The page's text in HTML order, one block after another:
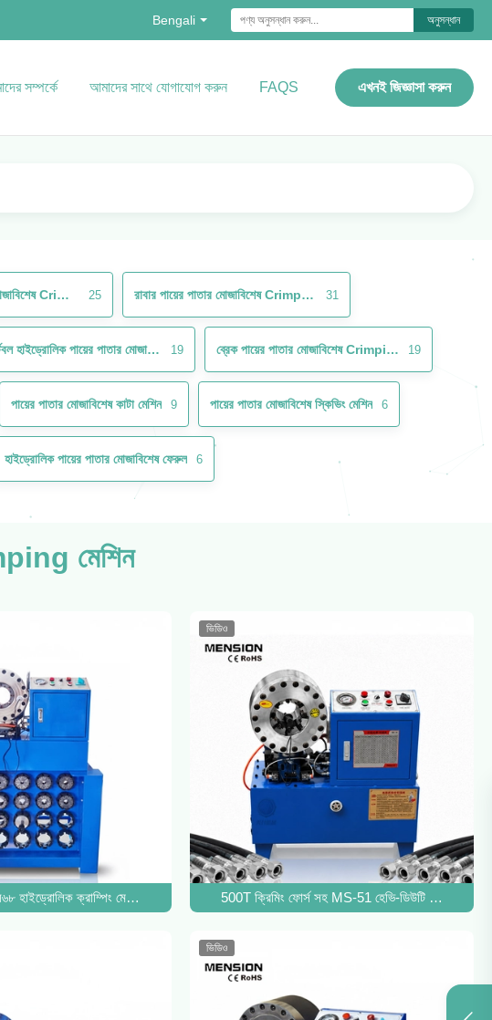
Bengali অনুসন্ধান
সম্পর্কে আমাদের সাথে যোগাযোগ করুন FAQS এখনই জিজ্ঞাসা করুন
ম্যানুয়াল পায়ের পাতার মোজাবিশেষ Crimping মেশিন 25 রাবার পায়ের পাতার মোজাবিশেষ Crimping মেশিন 31
পোর্টেবল হাইড্রোলিক পায়ের পাতার মোজাবিশেষ Crimper 19 ব্রেক পায়ের পাতার মোজাবিশেষ Crimping মেশিন 19
পায়ের পাতার মোজাবিশেষ কাটা মেশিন 9 পায়ের পাতার মোজাবিশেষ স্কিভিং মেশিন 6
হাইড্রোলিক পায়ের পাতার মোজাবিশেষ ফেরুল 6
মেশিন
পাতার মোজাবিশেষ Crimping মেশিন
হাইড্রোলিক ক্রাম্পিং মেশিন হাইড্রোলিক নল প্রেস মেশিন
ভিডিও
500T ক্রিমিং ফোর্স সহ MS-51 হেভি-ডিউটি
ভিডিও